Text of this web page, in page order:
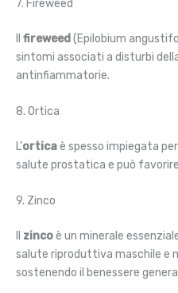
7. Fireweed
fireweed (Epilobium
sintomi associati a disturbi
antinfiammatorie.
8. Ortica
L’orticaè spesso impiegata
salute prostatica e può
9. Zinco
zincoè un minerale
salute riproduttiva maschile e
sostenendo il benessere